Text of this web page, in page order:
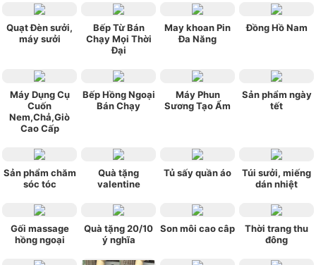
Quạt Đèn sưởi,
máy sưởi
Bếp Từ Bán
Chạy Mọi Thời
Đại
May khoan Pin
Đa Năng
Đồng Hồ Nam
Máy Dụng Cụ
Cuốn
Nem,Chả,Giò
Cao Cấp
Bếp Hồng Ngoại
Bán Chạy
Máy Phun
Sương Tạo Ẩm
Sản phẩm ngày
tết
Sản phẩm chăm
sóc tóc
Quà tặng
valentine
Tủ sấy quần áo
Túi sưởi, miếng
dán nhiệt
Gối massage
hồng ngoại
Quà tặng 20/10
ý nghĩa
Son môi cao câp
Thời trang thu
đông